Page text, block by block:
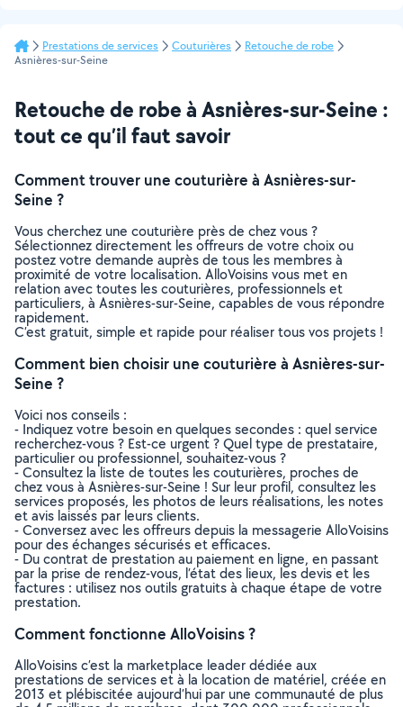
Prestations de services Couturières
Retouche de robe
Asnières-sur-Seine
Retouche de robe à Asnières-sur-Seine :
tout ce qu’il faut savoir
Comment trouver une couturière à Asnières-sur-
Seine ?
Vous cherchez une couturière près de chez vous ?
Sélectionnez directement les offreurs de votre choix ou
postez votre demande auprès de tous les membres à
proximité de votre localisation. AlloVoisins vous met en
relation avec toutes les couturières, professionnels et
particuliers, à Asnières-sur-Seine, capables de vous répondre
rapidement.
C’est gratuit, simple et rapide pour réaliser tous vos projets !
Comment bien choisir une couturière à Asnières-sur-
Seine ?
Voici nos conseils :
- Indiquez votre besoin en quelques secondes : quel service
recherchez-vous ? Est-ce urgent ? Quel type de prestataire,
particulier ou professionnel, souhaitez-vous ?
- Consultez la liste de toutes les couturières, proches de
chez vous à Asnières-sur-Seine ! Sur leur profil, consultez les
services proposés, les photos de leurs réalisations, les notes
et avis laissés par leurs clients.
- Conversez avec les offreurs depuis la messagerie AlloVoisins
pour des échanges sécurisés et efficaces.
- Du contrat de prestation au paiement en ligne, en passant
par la prise de rendez-vous, l’état des lieux, les devis et les
factures : utilisez nos outils gratuits à chaque étape de votre
prestation.
Comment fonctionne AlloVoisins ?
AlloVoisins c’est la marketplace leader dédiée aux
prestations de services et à la location de matériel, créée en
2013 et plébiscitée aujourd’hui par une communauté de plus